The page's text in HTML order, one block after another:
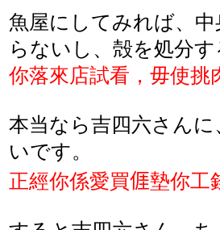
魚屋にしてみれば、
らないし、殻を処分
你落來店試看，毋使挑
本当なら吉四六さん
いです。
正經你係愛買𠊎墊你工